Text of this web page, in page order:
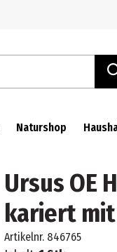
Naturshop
Ursus OE
kariert mit
Artikelnr. 846765